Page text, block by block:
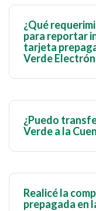
¿Qué
para reportar
tarjeta
Verde
¿Puedo
Verde a la
Realicé la
prepagada en